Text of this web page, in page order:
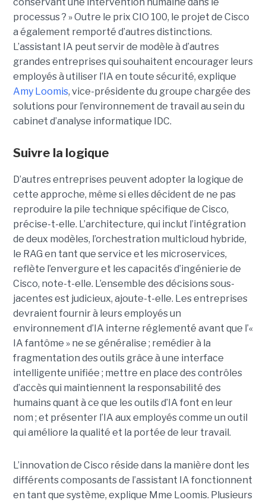
processus ? »Outre le prix CIO 100, le projet de Cisco
a également remporté d’autres distinctions.
L’assistant IA peut servir de modèle à d’autres
grandes entreprises qui souhaitent encourager leurs
employés à utiliser l’IA en toute sécurité, explique
Amy Loomis, vice-présidente du groupe chargée des
solutions pour l’environnement de travail au sein du
cabinet d’analyse informatique IDC.
Suivre la logique
D’autres entreprises peuvent adopter la logique de
cette approche, même si elles décident de ne pas
reproduire la pile technique spécifique de Cisco,
précise-t-elle. L’architecture, qui inclut l’intégration
de deux modèles, l’orchestration multicloud hybride,
le RAG en tant que service et les microservices,
reflète l’envergure et les capacités d’ingénierie de
Cisco, note-t-elle. L’ensemble des décisions sous-
jacentes est judicieux, ajoute-t-elle. Les entreprises
devraient fournir à leurs employés un
environnement d’IA interne réglementé avant que l’«
IA fantôme » ne se généralise ; remédier à la
fragmentation des outils grâce à une interface
intelligente unifiée ; mettre en place des contrôles
d’accès qui maintiennent la responsabilité des
humains quant à ce que les outils d’IA font en leur
nom ; et présenter l’IA aux employés comme un outil
qui améliore la qualité et la portée de leur travail.
L’innovation de Cisco réside dans la manière dont les
différents composants de l’assistant IA fonctionnent
en tant que système, explique Mme Loomis. Plusieurs